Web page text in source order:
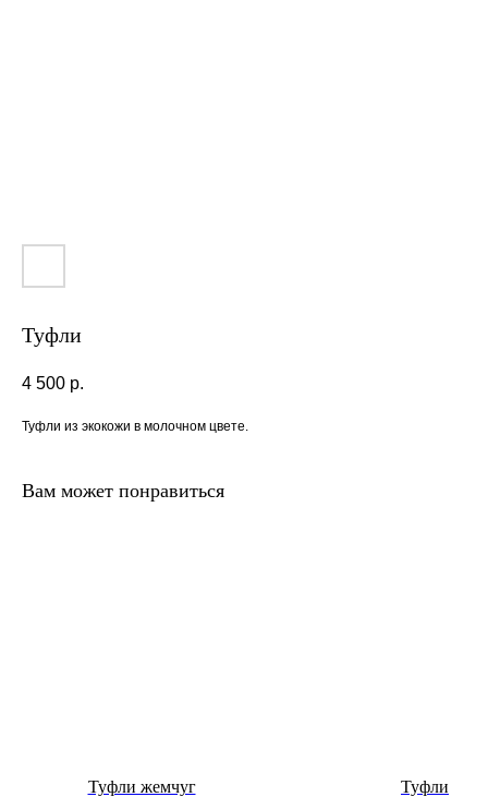
Туфли
4 500 р.
Туфли из экокожи в молочном цвете.
Вам может понравиться
Туфли жемчуг Туфли